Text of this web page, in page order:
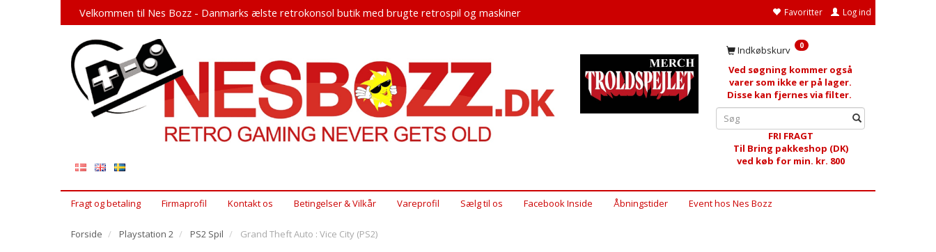
Favoritter Log ind
Velkommen til Nes Bozz - Danmarks ælste retrokonsol butik med brugte retrospil og maskiner
Indkøbskurv 0
Ved søgning kommer også
varer som ikke er på lager.
Disse kan fjernes via filter.
FRI FRAGT
Til Bring pakkeshop (DK)
ved køb for min. kr. 800
Fragt og betaling Firmaprofil Kontakt os Betingelser & Vilkår Vareprofil Sælg til os Facebook Inside Åbningstider Event hos Nes Bozz
Forside Playstation 2 PS2 Spil Grand Theft Auto : Vice City (PS2)